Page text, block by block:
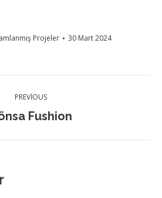
Projeler 30 Mart 2024
PREVIOUS
Previous
Fushion